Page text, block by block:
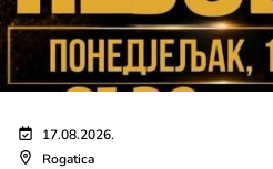
17.08.2026.
Rogatica